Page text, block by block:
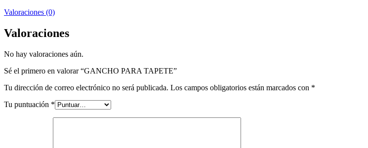
Valoraciones (0)
Valoraciones
No hay valoraciones aún.
Sé el primero en valorar “GANCHO PARA TAPETE”
Tu dirección de correo electrónico no será publicada. Los campos obligatorios están marcados con *
Tu puntuación *